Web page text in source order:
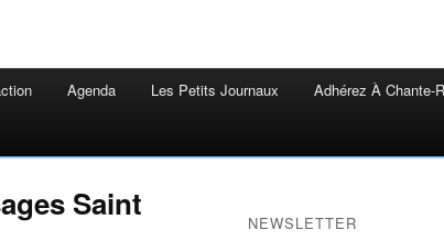
Agenda Les Petits Journaux Adhérez À Chante-
Saint NEWSLETTER